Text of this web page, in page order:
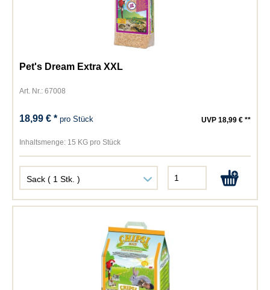
Pet's Dream Extra XXL
Art. Nr.: 67008
18,99 € *pro Stück UVP 18,99 € **
Inhaltsmenge: 15 KG pro Stück